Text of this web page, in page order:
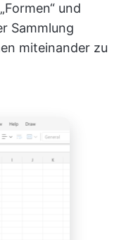
und
Sammlung
miteinander zu